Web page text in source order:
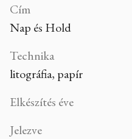
Cím
Nap és Hold
Technika
litográfia, papír
Elkészítés éve
Jelezve